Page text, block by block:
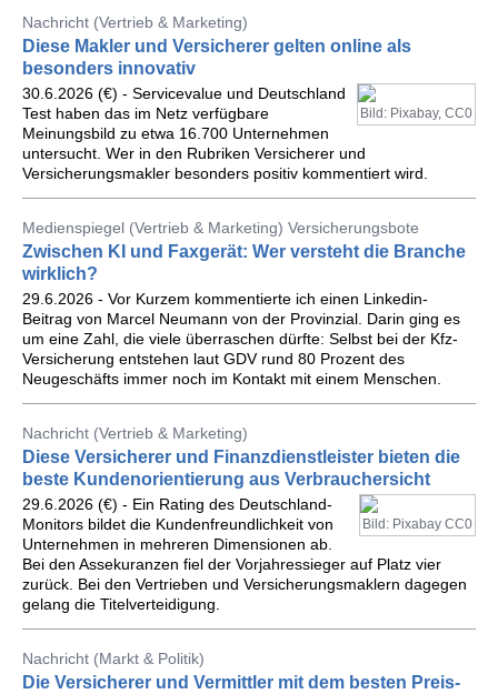
Nachricht (Vertrieb & Marketing)
Diese Makler und Versicherer gelten online als
besonders innovativ
Bild: Pixabay, CC0
30.6.2026 (€) - Servicevalue und Deutschland
Test haben das im Netz verfügbare
Meinungsbild zu etwa 16.700 Unternehmen
untersucht. Wer in den Rubriken Versicherer und
Versicherungsmakler besonders positiv kommentiert wird.
Medienspiegel (Vertrieb & Marketing) Versicherungsbote
Zwischen KI und Faxgerät: Wer versteht die Branche
wirklich?
29.6.2026 - Vor Kurzem kommentierte ich einen Linkedin-
Beitrag von Marcel Neumann von der Provinzial. Darin ging es
um eine Zahl, die viele überraschen dürfte: Selbst bei der Kfz-
Versicherung entstehen laut GDV rund 80 Prozent des
Neugeschäfts immer noch im Kontakt mit einem Menschen.
Nachricht (Vertrieb & Marketing)
Diese Versicherer und Finanzdienstleister bieten die
beste Kundenorientierung aus Verbrauchersicht
Bild: Pixabay CC0
29.6.2026 (€) - Ein Rating des Deutschland-
Monitors bildet die Kundenfreundlichkeit von
Unternehmen in mehreren Dimensionen ab.
Bei den Assekuranzen fiel der Vorjahressieger auf Platz vier
zurück. Bei den Vertrieben und Versicherungsmaklern dagegen
gelang die Titelverteidigung.
Nachricht (Markt & Politik)
Die Versicherer und Vermittler mit dem besten Preis-